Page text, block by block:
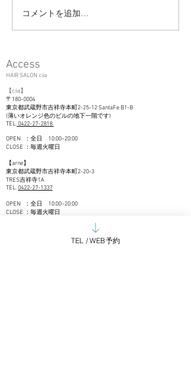
大切なお知らせ｜キッ
ズ・学生カット料金改定
コメントを追加…
Access
HAIR SALON ciia
【ciia】
〒180-0004
東京都武蔵野市吉祥寺本町2-25-12 SantaFe B1-B
(薄いオレンジ色のビルの地下一階です)
TEL.0422-27-2818
OPEN ：全日 10:00~20:00
CLOSE ：毎週火曜日
【arne】
東京都武蔵野市吉祥寺本町2-20-3
TRES吉祥寺1A
TEL.0422-27-1337
OPEN ：全日 10:00~20:00
CLOSE ：毎週火曜日
現在新規のお取引は控えさせていただいております。
御用の方はメールにてご連絡くださいませ。
TEL / WEB予約